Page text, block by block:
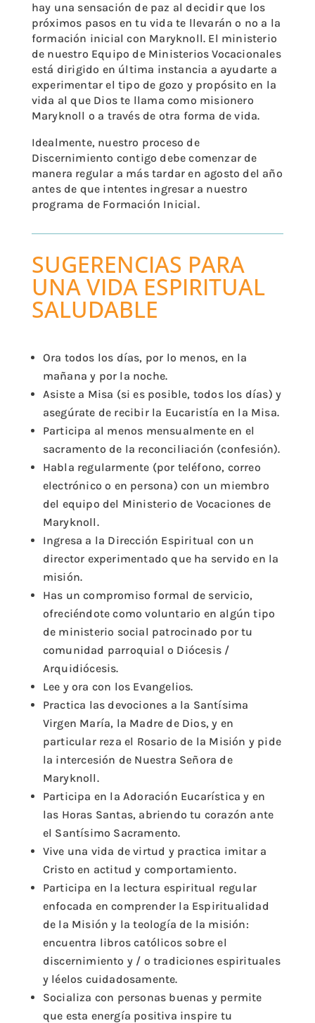
hay una sensación de paz al decidir que los
próximos pasos en tu vida te llevarán o no a la
formación inicial con Maryknoll. El ministerio
de nuestro Equipo de Ministerios Vocacionales
está dirigido en última instancia a ayudarte a
experimentar el tipo de gozo y propósito en la
vida al que Dios te llama como misionero
Maryknoll o a través de otra forma de vida.
Idealmente, nuestro proceso de
Discernimiento contigo debe comenzar de
manera regular a más tardar en agosto del año
antes de que intentes ingresar a nuestro
programa de Formación Inicial.
SUGERENCIAS PARA
UNA VIDA ESPIRITUAL
SALUDABLE
Ora todos los días, por lo menos, en la
mañana y por la noche.
Asiste a Misa (si es posible, todos los días) y
asegúrate de recibir la Eucaristía en la Misa.
Participa al menos mensualmente en el
sacramento de la reconciliación (confesión).
Habla regularmente (por teléfono, correo
electrónico o en persona) con un miembro
del equipo del Ministerio de Vocaciones de
Maryknoll.
Ingresa a la Dirección Espiritual con un
director experimentado que ha servido en la
misión.
Has un compromiso formal de servicio,
ofreciéndote como voluntario en algún tipo
de ministerio social patrocinado por tu
comunidad parroquial o Diócesis /
Arquidiócesis.
Lee y ora con los Evangelios.
Practica las devociones a la Santísima
Virgen María, la Madre de Dios, y en
particular reza el Rosario de la Misión y pide
la intercesión de Nuestra Señora de
Maryknoll.
Participa en la Adoración Eucarística y en
las Horas Santas, abriendo tu corazón ante
el Santísimo Sacramento.
Vive una vida de virtud y practica imitar a
Cristo en actitud y comportamiento.
Participa en la lectura espiritual regular
enfocada en comprender la Espiritualidad
de la Misión y la teología de la misión:
encuentra libros católicos sobre el
discernimiento y / o tradiciones espirituales
y léelos cuidadosamente.
Socializa con personas buenas y permite
que esta energía positiva inspire tu